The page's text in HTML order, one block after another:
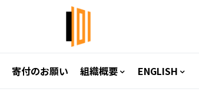
寄付のお願い 組織概要 ENGLISH